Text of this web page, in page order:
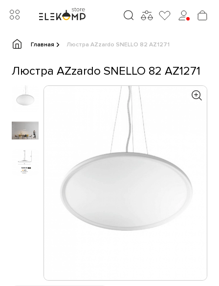
Главная Люстра AZzardo SNELLO 82 AZ1271
Люстра AZzardo SNELLO 82 AZ1271